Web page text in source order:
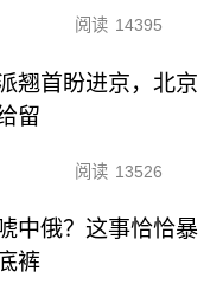
阅读 14395
翘首盼进京，北京
留
阅读 13526
中俄？这事恰恰暴
裤